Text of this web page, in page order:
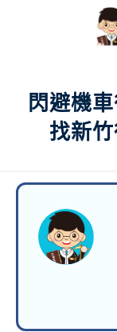
閃避機
找新